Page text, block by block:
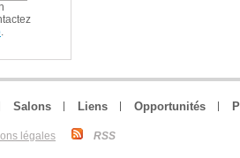
.
Salons Liens Opportunités
légales RSS